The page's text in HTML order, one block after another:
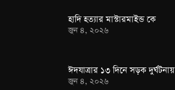
হাদি হত্যার মাস্টারমাইন্ড কে
জুন ৪, ২০২৬
ঈদযাত্রার ১৩ দিনে সড়ক
জুন ৪, ২০২৬